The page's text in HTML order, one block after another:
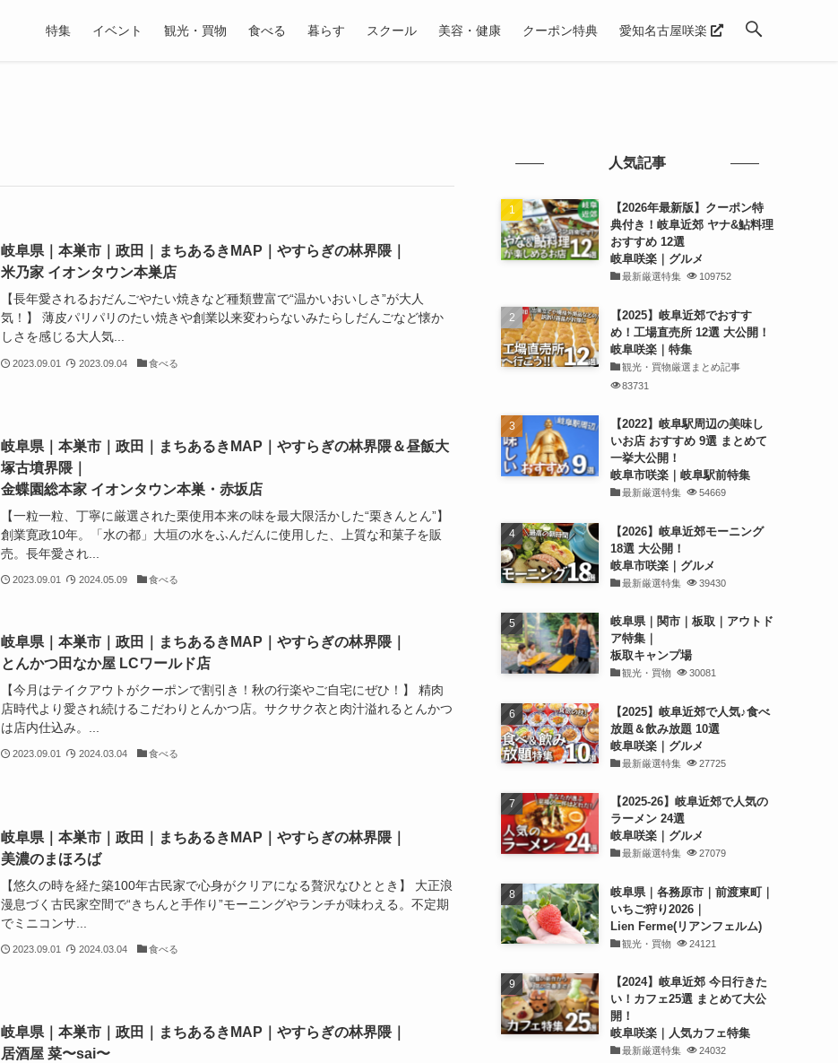
特集 イベント 観光・買物 食べる 暮らす スクール 美容・健康 クーポン特典 愛知名古屋咲楽
岐阜県｜本巣市｜政田｜まちあるきMAP｜やすらぎの林界隈｜
米乃家 イオンタウン本巣店
【長年愛されるおだんごやたい焼きなど種類豊富で“温かいおいしさ”が大人
気！】 薄皮パリパリのたい焼きや創業以来変わらないみたらしだんごなど懐か
しさを感じる大人気...
2023.09.01 2023.09.04 食べる
岐阜県｜本巣市｜政田｜まちあるきMAP｜やすらぎの林界隈＆昼飯大
塚古墳界隈｜
金蝶園総本家 イオンタウン本巣・赤坂店
【一粒一粒、丁寧に厳選された栗使用本来の味を最大限活かした“栗きんとん”】
創業寛政10年。「水の都」大垣の水をふんだんに使用した、上質な和菓子を販
売。長年愛され...
2023.09.01 2024.05.09 食べる
岐阜県｜本巣市｜政田｜まちあるきMAP｜やすらぎの林界隈｜
とんかつ田なか屋 LCワールド店
【今月はテイクアウトがクーポンで割引き！秋の行楽やご自宅にぜひ！】 精肉
店時代より愛され続けるこだわりとんかつ店。サクサク衣と肉汁溢れるとんかつ
は店内仕込み。...
2023.09.01 2024.03.04 食べる
岐阜県｜本巣市｜政田｜まちあるきMAP｜やすらぎの林界隈｜
美濃のまほろば
【悠久の時を経た築100年古民家で心身がクリアになる贅沢なひととき】 大正浪
漫息づく古民家空間で“きちんと手作り”モーニングやランチが味わえる。不定期
でミニコンサ...
2023.09.01 2024.03.04 食べる
岐阜県｜本巣市｜政田｜まちあるきMAP｜やすらぎの林界隈｜
居酒屋 菜〜sai〜
人気記事
【2026年最新版】クーポン特
典付き！岐阜近郊 ヤナ&鮎料理
おすすめ 12選
岐阜咲楽｜グルメ
最新厳選特集 109752
【2025】岐阜近郊でおすす
め！工場直売所 12選 大公開！
岐阜咲楽｜特集
観光・買物厳選まとめ記事
83731
【2022】岐阜駅周辺の美味し
いお店 おすすめ 9選 まとめて
一挙大公開！
岐阜市咲楽｜岐阜駅前特集
最新厳選特集 54669
【2026】岐阜近郊モーニング
18選 大公開！
岐阜市咲楽｜グルメ
最新厳選特集 39430
岐阜県｜関市｜板取｜アウトド
ア特集｜
板取キャンプ場
観光・買物 30081
【2025】岐阜近郊で人気♪食べ
放題＆飲み放題 10選
岐阜咲楽｜グルメ
最新厳選特集 27725
【2025-26】岐阜近郊で人気の
ラーメン 24選
岐阜咲楽｜グルメ
最新厳選特集 27079
岐阜県｜各務原市｜前渡東町｜
いちご狩り2026｜
Lien Ferme(リアンフェルム)
観光・買物 24121
【2024】岐阜近郊 今日行きた
い！カフェ25選 まとめて大公
開！
岐阜咲楽｜人気カフェ特集
最新厳選特集 24032